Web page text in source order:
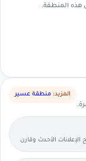
هذه المنطقة.
المزيد: منطقة عسير
الأحدث وقارن